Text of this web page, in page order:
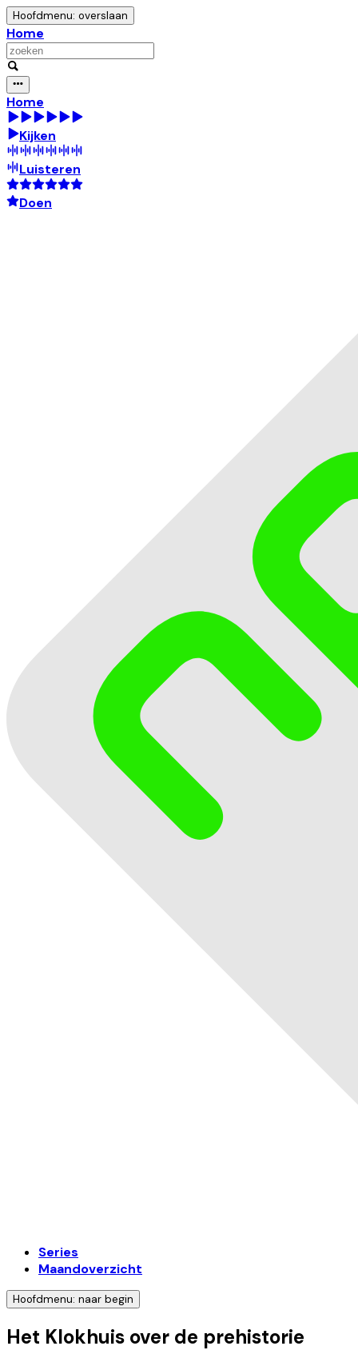
Hoofdmenu: overslaan
Home
Home
Kijken
Luisteren
Doen
Series
Maandoverzicht
Hoofdmenu: naar begin
Het Klokhuis over de prehistorie